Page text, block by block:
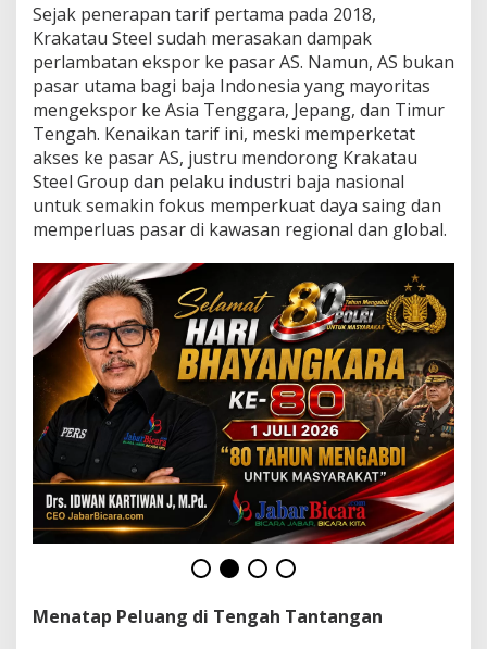
r
k
u
a
t
P
o
s
i
s
i
G
o
b
a
l
Sejak penerapan tarif pertama pada 2018,
Krakatau Steel sudah merasakan dampak
perlambatan ekspor ke pasar AS. Namun, AS bukan
pasar utama bagi baja Indonesia yang mayoritas
mengekspor ke Asia Tenggara, Jepang, dan Timur
Tengah. Kenaikan tarif ini, meski memperketat
akses ke pasar AS, justru mendorong Krakatau
Steel Group dan pelaku industri baja nasional
untuk semakin fokus memperkuat daya saing dan
memperluas pasar di kawasan regional dan global.
Menatap Peluang di Tengah Tantangan